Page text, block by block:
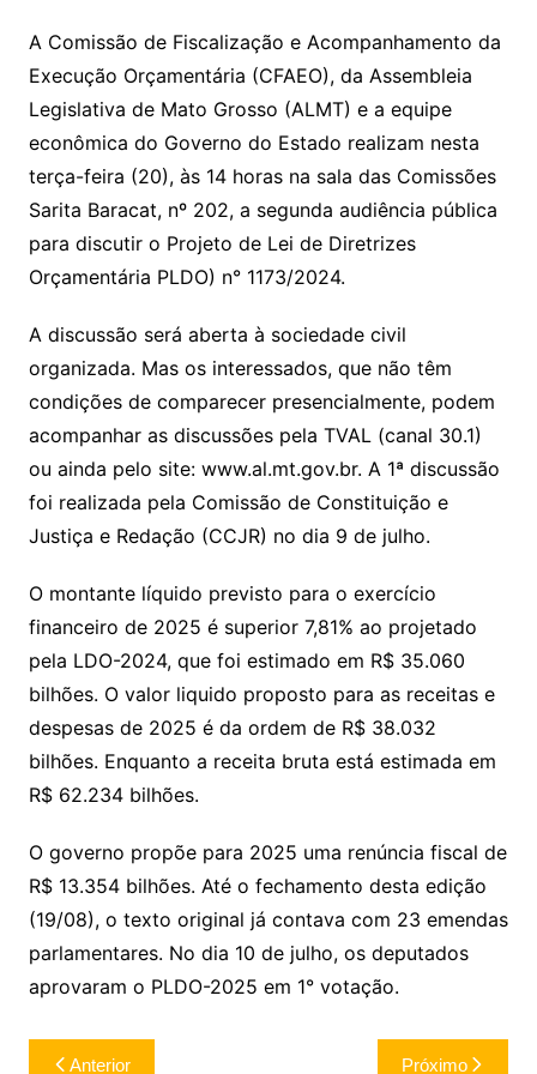
y
Li
n
k
s
A
p
p
gr
a
m
e
dI
n
l
gl
e
a
s
s
s
a
g
e
lo
o
k.
c
o
m
y
p
e
h
o
o
M
ai
l
e
a
d
s
ai
l
ar
e
A Comissão de Fiscalização e Acompanhamento da
Execução Orçamentária (CFAEO), da Assembleia
Legislativa de Mato Grosso (ALMT) e a equipe
econômica do Governo do Estado realizam nesta
terça-feira (20), às 14 horas na sala das Comissões
Sarita Baracat, nº 202, a segunda audiência pública
para discutir o Projeto de Lei de Diretrizes
Orçamentária PLDO) n° 1173/2024.
A discussão será aberta à sociedade civil
organizada. Mas os interessados, que não têm
condições de comparecer presencialmente, podem
acompanhar as discussões pela TVAL (canal 30.1)
ou ainda pelo site: www.al.mt.gov.br. A 1ª discussão
foi realizada pela Comissão de Constituição e
Justiça e Redação (CCJR) no dia 9 de julho.
O montante líquido previsto para o exercício
financeiro de 2025 é superior 7,81% ao projetado
pela LDO-2024, que foi estimado em R$ 35.060
bilhões. O valor liquido proposto para as receitas e
despesas de 2025 é da ordem de R$ 38.032
bilhões. Enquanto a receita bruta está estimada em
R$ 62.234 bilhões.
O governo propõe para 2025 uma renúncia fiscal de
R$ 13.354 bilhões. Até o fechamento desta edição
(19/08), o texto original já contava com 23 emendas
parlamentares. No dia 10 de julho, os deputados
aprovaram o PLDO-2025 em 1° votação.
Navegação
Anterior Próximo